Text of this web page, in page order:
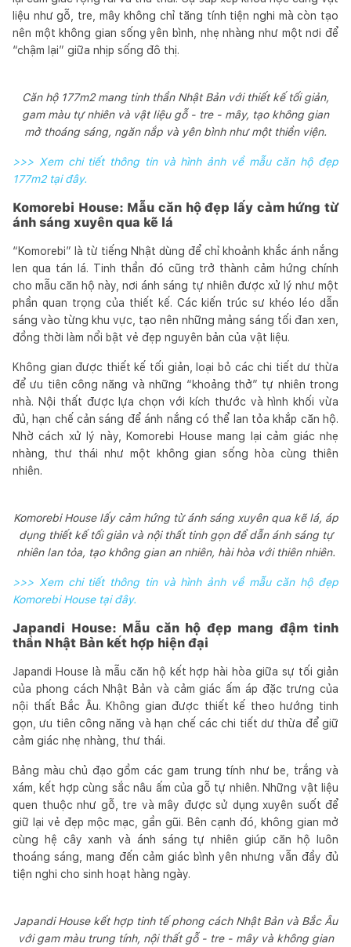
liệu như gỗ, tre, mây không chỉ tăng tính tiện nghi mà còn tạo
nên một không gian sống yên bình, nhẹ nhàng như một nơi để
“chậm lại” giữa nhịp sống đô thị.
Căn hộ 177m2 mang tinh thần Nhật Bản với thiết kế tối giản,
gam màu tự nhiên và vật liệu gỗ - tre - mây, tạo không gian
mở thoáng sáng, ngăn nắp và yên bình như một thiền viện.
>>> Xem chi tiết thông tin và hình ảnh về mẫu căn hộ đẹp
177m2 tại đây.
Komorebi House: Mẫu căn hộ đẹp lấy cảm hứng từ
ánh sáng xuyên qua kẽ lá
“Komorebi” là từ tiếng Nhật dùng để chỉ khoảnh khắc ánh nắng
len qua tán lá. Tinh thần đó cũng trở thành cảm hứng chính
cho mẫu căn hộ này, nơi ánh sáng tự nhiên được xử lý như một
phần quan trọng của thiết kế. Các kiến trúc sư khéo léo dẫn
sáng vào từng khu vực, tạo nên những mảng sáng tối đan xen,
đồng thời làm nổi bật vẻ đẹp nguyên bản của vật liệu.
Không gian được thiết kế tối giản, loại bỏ các chi tiết dư thừa
để ưu tiên công năng và những “khoảng thở” tự nhiên trong
nhà. Nội thất được lựa chọn với kích thước và hình khối vừa
đủ, hạn chế cản sáng để ánh nắng có thể lan tỏa khắp căn hộ.
Nhờ cách xử lý này, Komorebi House mang lại cảm giác nhẹ
nhàng, thư thái như một không gian sống hòa cùng thiên
nhiên.
Komorebi House lấy cảm hứng từ ánh sáng xuyên qua kẽ lá, áp
dụng thiết kế tối giản và nội thất tinh gọn để dẫn ánh sáng tự
nhiên lan tỏa, tạo không gian an nhiên, hài hòa với thiên nhiên.
>>> Xem chi tiết thông tin và hình ảnh về mẫu căn hộ đẹp
Komorebi House tại đây.
Japandi House: Mẫu căn hộ đẹp mang đậm tinh
thần Nhật Bản kết hợp hiện đại
Japandi House là mẫu căn hộ kết hợp hài hòa giữa sự tối giản
của phong cách Nhật Bản và cảm giác ấm áp đặc trưng của
nội thất Bắc Âu. Không gian được thiết kế theo hướng tinh
gọn, ưu tiên công năng và hạn chế các chi tiết dư thừa để giữ
cảm giác nhẹ nhàng, thư thái.
Bảng màu chủ đạo gồm các gam trung tính như be, trắng và
xám, kết hợp cùng sắc nâu ấm của gỗ tự nhiên. Những vật liệu
quen thuộc như gỗ, tre và mây được sử dụng xuyên suốt để
giữ lại vẻ đẹp mộc mạc, gần gũi. Bên cạnh đó, không gian mở
cùng hệ cây xanh và ánh sáng tự nhiên giúp căn hộ luôn
thoáng sáng, mang đến cảm giác bình yên nhưng vẫn đầy đủ
tiện nghi cho sinh hoạt hàng ngày.
Japandi House kết hợp tinh tế phong cách Nhật Bản và Bắc Âu
với gam màu trung tính, nội thất gỗ - tre - mây và không gian